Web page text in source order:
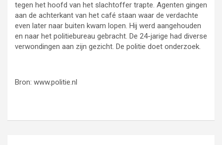
tegen het hoofd van het slachtoffer trapte. Agenten gingen
aan de achterkant van het café staan waar de verdachte
even later naar buiten kwam lopen. Hij werd aangehouden
en naar het politiebureau gebracht. De 24-jarige had diverse
verwondingen aan zijn gezicht. De politie doet onderzoek.
Bron: www.politie.nl